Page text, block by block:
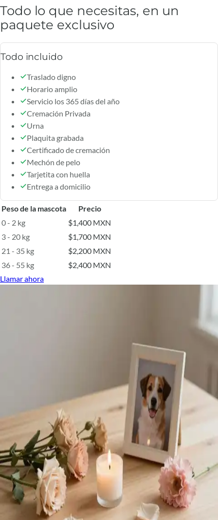
Todo lo que necesitas, en un
paquete exclusivo
Todo incluido
Traslado digno
Horario amplio
Servicio los 365 días del año
Cremación Privada
Urna
Plaquita grabada
Certificado de cremación
Mechón de pelo
Tarjetita con huella
Entrega a domicilio
Peso de la mascota
Precio
0 - 2 kg
$1,400 MXN
3 - 20 kg
$1,700 MXN
21 - 35 kg
$2,200 MXN
36 - 55 kg
$2,400 MXN
Llamar ahora